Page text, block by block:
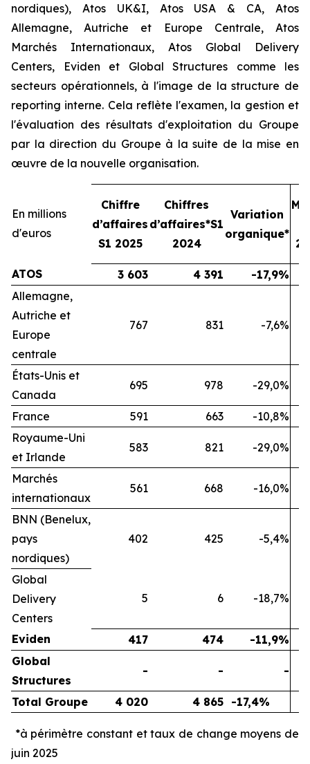
nordiques), Atos UK&I, Atos USA & CA, Atos
Allemagne, Autriche et Europe Centrale, Atos
Marchés Internationaux, Atos Global Delivery
Centers, Eviden et Global Structures comme les
secteurs opérationnels, à l'image de la structure de
reporting interne. Cela reflète l'examen, la gestion et
l'évaluation des résultats d'exploitation du Groupe
par la direction du Groupe à la suite de la mise en
œuvre de la nouvelle organisation.
En millions
d'euros
Chiffre
d’affaires
S1 2025
Chiffres
d’affaires*S1
2024
Variation
organique*
ATOS 3 603 4 391 -17,9%
Allemagne,
Autriche et
Europe
centrale
767 831 -7,6%
États-Unis et
Canada
695 978 -29,0%
France 591 663
-10,8%
Royaume-Uni
et Irlande
583 821 -29,0%
Marchés
internationaux
561 668 -16,0%
BNN (Benelux,
pays
nordiques)
402 425 -5,4%
Global
Delivery
Centers
5 6 -18,7%
Eviden 417 474 -11,9%
Global
Structures
- - -
Total Groupe 4 020 4 865 -17,4%
*à périmètre constant et taux de change moyens de
juin 2025